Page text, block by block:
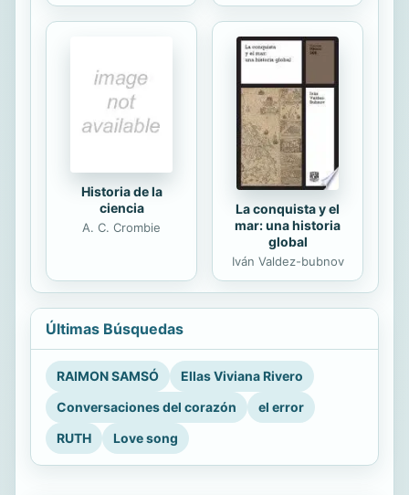
Historia de la
ciencia
A. C. Crombie
La conquista y el
mar: una historia
global
Iván Valdez-bubnov
Últimas Búsquedas
RAIMON SAMSÓ
Ellas Viviana Rivero
Conversaciones del corazón
el error
RUTH
Love song